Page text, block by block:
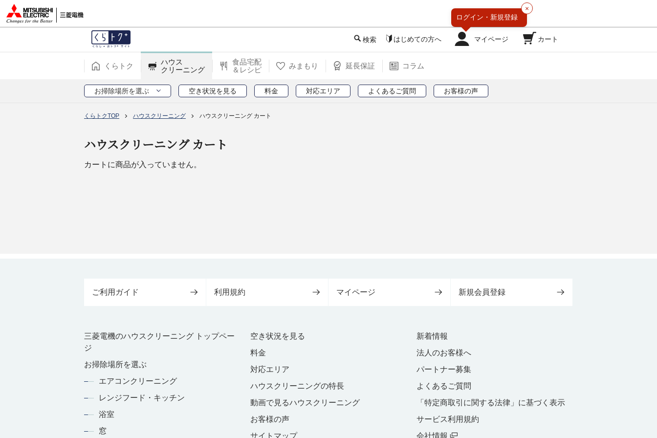
検索 はじめての方へ マイページ
×
ログイン・ 新規登録
カート
くらトク
ハウス
クリーニング
食品宅配
＆レシピ
みまもり 延長保証 コラム
お掃除場所を選ぶ 空き状況を見る 料金 対応エリア よくあるご質問 お客様の声
くらトクTOP ハウスクリーニング ハウスクリーニング カート
ハウスクリーニング カート
カートに商品が入っていません。
ご利用ガイド 利用規約 マイページ 新規会員登録
三菱電機のハウスクリーニング トップペー
ジ
お掃除場所を選ぶ
エアコンクリーニング
レンジフード・キッチン
浴室
窓
空き状況を見る
料金
対応エリア
ハウスクリーニングの特長
動画で見るハウスクリーニング
お客様の声
サイトマップ
新着情報
法人のお客様へ
パートナー募集
よくあるご質問
「特定商取引に関する法律」に基づく表示
サービス利用規約
会社情報